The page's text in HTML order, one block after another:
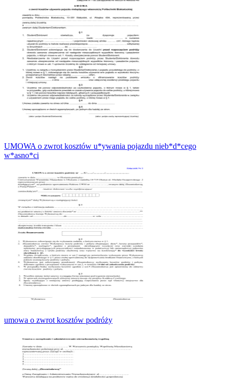
UMOWA o zwrot kosztów u*ywania pojazdu nieb*d*cego
w*asno*ci
umowa o zwrot kosztów podróży